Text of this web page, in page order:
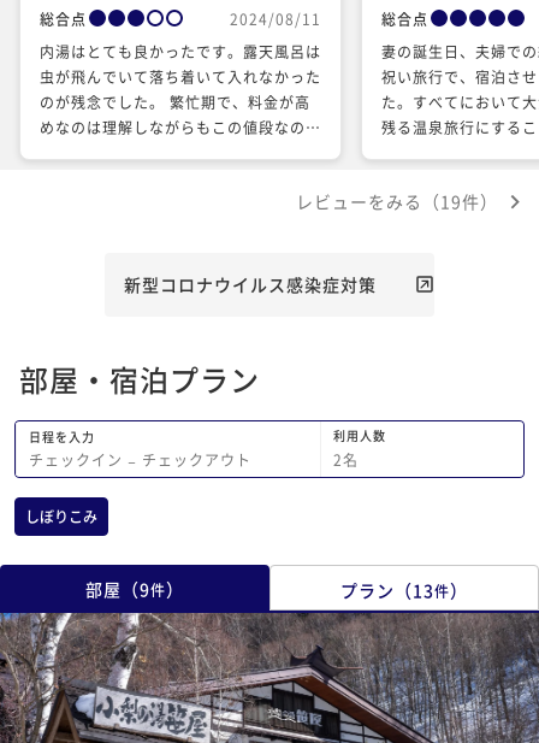
総合点
2024/08/11
内湯はとても良かったです。露天風呂は
虫が飛んでいて落ち着いて入れなかった
のが残念でした。 繁忙期で、料金が高
めなのは理解しながらもこの値段なの
いました。眺望を気にしない点は予約の
の方も頑張って仕事をされているのは理
総合点
妻の誕生日、夫婦で
祝い旅行で、宿泊さ
た。すべてにおいて
残る温泉旅行にする
レビューをみる（19件）
新型コロナウイルス感染症対策
部屋・宿泊プラン
日程を入力
チェックイン − チェックアウト
利用人数
2名
しぼりこみ
部屋 （9件） プラン （13件）